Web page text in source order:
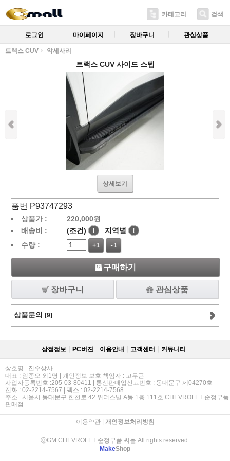
카테고리 검색
로그인 마이페이지 장바구니 관심상품
트랙스 CUV 악세사리
트랙스 CUV 사이드 스텝
상세보기
품번 P93747293
상품가 : 220,000원
배송비 :
(조건) ! 지역별
!
수량 :
+1 -1
구매하기
장바구니 관심상품
상품문의 [9]
상점정보 PC버젼 이용안내 고객센터 커뮤니티
상호명 : 진수상사
대표 : 임종오 외1명 | 개인정보 보호 책임자 : 고두곤
사업자등록번호 :205-03-80411 | 통신판매업신고번호 : 동대문구 제04270호
전화 : 02-2214-7567 | 팩스 : 02-2214-7568
주소 : 서울시 동대문구 한천로 42 위더스빌 A동 1층 111호 CHEVROLET 순정부품
판매점
이용약관| 개인정보처리방침
ⓒGM CHEVROLET 순정부품 씨몰 All rights reserved.
MakeShop